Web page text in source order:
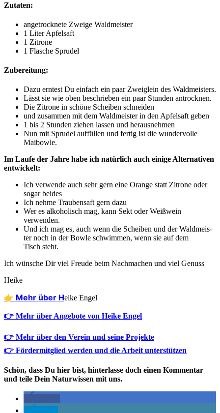
Zutaten:
ange­trock­ne­te Zwei­ge Waldmeister
1 Liter Apfelsaft
1 Zitro­ne
1 Fla­sche Sprudel
Zubereitung:
Dazu ern­test Du ein­fach ein paar Zweig­lein des Waldmeisters.
Lässt sie wie oben beschrie­ben ein paar Stun­den antrocknen.
Die Zitro­ne in schö­ne Schei­ben schneiden
und zusam­men mit dem Wald­meis­ter in den Apfel­saft geben
1 bis 2 Stun­den zie­hen las­sen und herausnehmen
Nun mit Spru­del auf­fül­len und fer­tig ist die wun­der­vol­le
Maibowle.
Im Lau­fe der Jah­re habe ich natür­lich auch eini­ge Alter­na­ti­ven
entwickelt:
Ich ver­wen­de auch sehr gern eine Oran­ge statt Zitro­ne oder
sogar beides
Ich neh­me Trau­ben­saft gern dazu
Wer es alko­ho­lisch mag, kann Sekt oder Weiß­wein
verwenden.
Und ich mag es, auch wenn die Schei­ben und der Wald­meis­
ter noch in der Bow­le schwim­men, wenn sie auf dem
Tisch steht.
Ich wün­sche Dir viel Freu­de beim Nach­ma­chen und viel Genuss
Hei­ke
👉 Mehr über Heike Engel
👉 Mehr über Angebote von Heike Engel
👉 Mehr über den Verein und seine Projekte
👉 Fördermitglied werden und die Arbeit unterstützen
Schön, dass Du hier bist, hinterlasse doch einen Kommentar
und teile Dein Naturwissen mit uns.